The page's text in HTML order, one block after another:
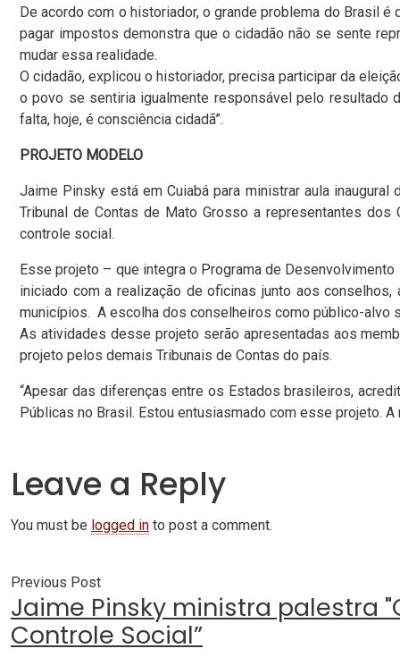
De acordo com o historiador, o grande problema do Brasil é
pagar impostos demonstra que o cidadão não se sente
mudar essa realidade.
O cidadão, explicou o historiador, precisa participar da
o povo se sentiria igualmente responsável pelo resultado
falta, hoje, é consciência cidadã”.
PROJETO MODELO
Jaime Pinsky está em Cuiabá para ministrar aula
Tribunal de Contas de Mato Grosso a representantes
controle social.
Esse projeto – que integra o Programa de
iniciado com a realização de oficinas junto aos
municípios. A escolha dos conselheiros como público-alvo
As atividades desse projeto serão apresentadas aos
projeto pelos demais Tribunais de Contas do país.
“Apesar das diferenças entre os Estados brasileiros,
Públicas no Brasil. Estou entusiasmado com esse projeto. A
Leave a Reply
You must be logged in to post a comment.
Previous Post
Jaime Pinsky ministra palestra
Controle Social”